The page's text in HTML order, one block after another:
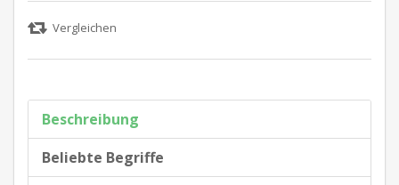
Beschreibung
Beliebte Begriffe